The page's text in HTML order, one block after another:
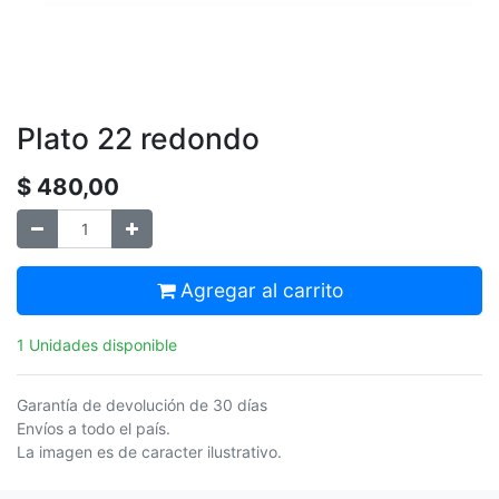
Plato 22 redondo
$ 480,00
Agregar al carrito
1 Unidades disponible
Garantía de devolución de 30 días
Envíos a todo el país.
La imagen es de caracter ilustrativo.